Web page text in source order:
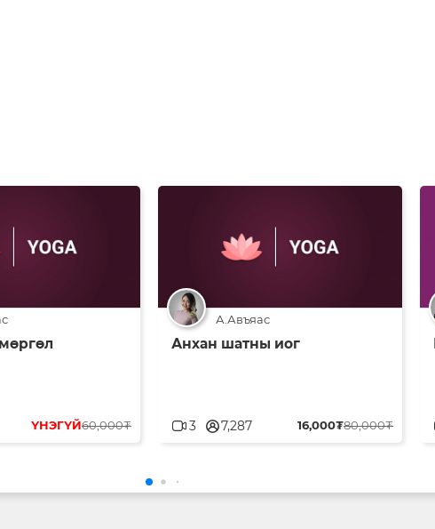
ҮНЭГҮЙ60,000₮
А.Авъяас
Анхан шатны иог
16,000₮80,000₮
3 userblank7,287